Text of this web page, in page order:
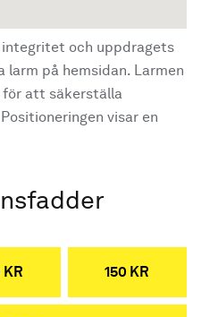
integritet och uppdragets
på hemsidan. Larmen
för att säkerställa
visar en
KR 150 KR